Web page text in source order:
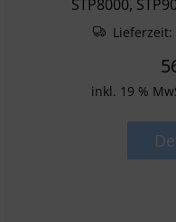
STP8000,
Lieferzeit:
inkl. 19 %